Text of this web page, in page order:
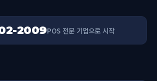
2009POS 전문 기업으로 시작